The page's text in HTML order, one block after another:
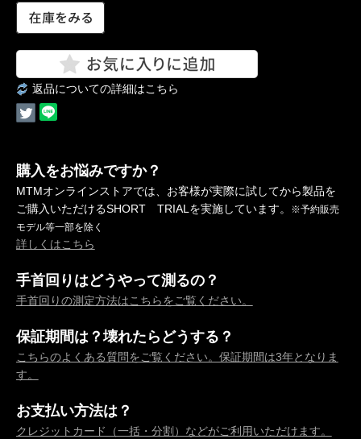
返品についての詳細はこちら
購入をお悩みですか？
MTMオンラインストアでは、お客様が実際に試してから製品を
ご購入いただけるSHORT TRIALを実施しています。
※予約販売
モデル等一部を除く
詳しくはこちら
手首回りはどうやって測るの？
手首回りの測定方法はこちらをご覧ください。
保証期間は？壊れたらどうする？
こちらのよくある質問をご覧ください。保証期間は3年となりま
す。
お支払い方法は？
クレジットカード（一括・分割）などがご利用いただけます。